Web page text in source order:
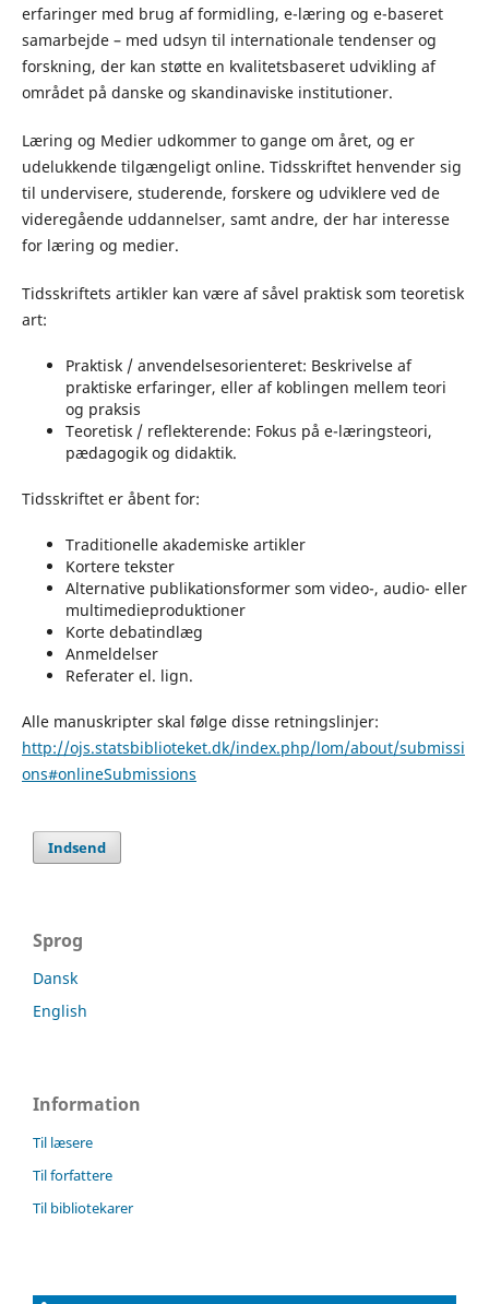
erfaringer med brug af formidling, e-læring og e-baseret
samarbejde – med udsyn til internationale tendenser og
forskning, der kan støtte en kvalitetsbaseret udvikling af
området på danske og skandinaviske institutioner.
Læring og Medier udkommer to gange om året, og er
udelukkende tilgængeligt online. Tidsskriftet henvender sig
til undervisere, studerende, forskere og udviklere ved de
videregående uddannelser, samt andre, der har interesse
for læring og medier.
Tidsskriftets artikler kan være af såvel praktisk som teoretisk
art:
Praktisk / anvendelsesorienteret: Beskrivelse af
praktiske erfaringer, eller af koblingen mellem teori
og praksis
Teoretisk / reflekterende: Fokus på e-læringsteori,
pædagogik og didaktik.
Tidsskriftet er åbent for:
Traditionelle akademiske artikler
Kortere tekster
Alternative publikationsformer som video-, audio- eller
multimedieproduktioner
Korte debatindlæg
Anmeldelser
Referater el. lign.
Alle manuskripter skal følge disse retningslinjer:
http://ojs.statsbiblioteket.dk/index.php/lom/about/submissi
ons#onlineSubmissions
Indsend
Sprog
Dansk
English
Information
Til læsere
Til forfattere
Til bibliotekarer